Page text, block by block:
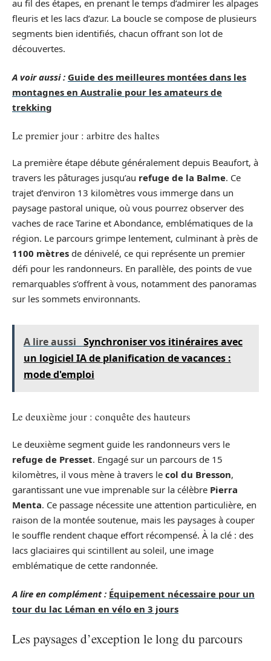
au fil des étapes, en prenant le temps d’admirer les alpages
fleuris et les lacs d’azur. La boucle se compose de plusieurs
segments bien identifiés, chacun offrant son lot de
découvertes.
A voir aussi : Guide des meilleures montées dans les
montagnes en Australie pour les amateurs de
trekking
Le premier jour : arbitre des haltes
La première étape débute généralement depuis Beaufort, à
travers les pâturages jusqu’au refuge de la Balme. Ce
trajet d’environ 13 kilomètres vous immerge dans un
paysage pastoral unique, où vous pourrez observer des
vaches de race Tarine et Abondance, emblématiques de la
région. Le parcours grimpe lentement, culminant à près de
1100 mètres de dénivelé, ce qui représente un premier
défi pour les randonneurs. En parallèle, des points de vue
remarquables s’offrent à vous, notamment des panoramas
sur les sommets environnants.
A lire aussi Synchroniser vos itinéraires avec
un logiciel IA de planification de vacances :
mode d'emploi
Le deuxième jour : conquête des hauteurs
Le deuxième segment guide les randonneurs vers le
refuge de Presset. Engagé sur un parcours de 15
kilomètres, il vous mène à travers le col du Bresson,
garantissant une vue imprenable sur la célèbre Pierra
Menta. Ce passage nécessite une attention particulière, en
raison de la montée soutenue, mais les paysages à couper
le souffle rendent chaque effort récompensé. À la clé : des
lacs glaciaires qui scintillent au soleil, une image
emblématique de cette randonnée.
A lire en complément : Équipement nécessaire pour un
tour du lac Léman en vélo en 3 jours
Les paysages d’exception le long du parcours